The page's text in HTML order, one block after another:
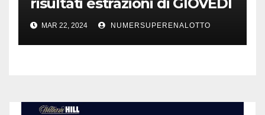
21 marzo 2024
MAR 22, 2024 NUMERSUPERENALOTTO